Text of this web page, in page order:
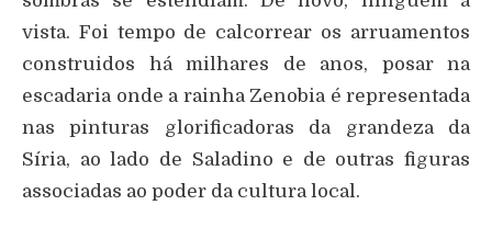
vista. Foi tempo de calcorrear os arruamentos
construidos há milhares de anos, posar na
escadaria onde a rainha Zenobia é representada
nas pinturas glorificadoras da grandeza da
Síria, ao lado de Saladino e de outras figuras
associadas ao poder da cultura local.